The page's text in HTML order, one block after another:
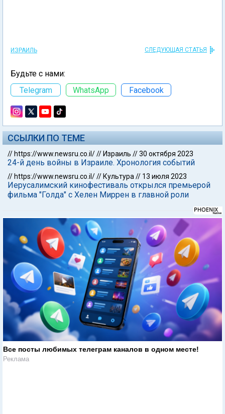
ИЗРАИЛЬ СЛЕДУЮЩАЯ СТАТЬЯ
Будьте с нами:
Telegram
WhatsApp Facebook
ССЫЛКИ ПО ТЕМЕ
// https://www.newsru.co.il/// Израиль //30 октября 2023
24-й день войны в Израиле. Хронология событий
// https://www.newsru.co.il/// Культура // 13 июля 2023
Иерусалимский кинофестиваль открылся премьерой
фильма "Голда" с Хелен Миррен в главной роли
Все посты любимых телеграм каналов в одном месте!
Реклама